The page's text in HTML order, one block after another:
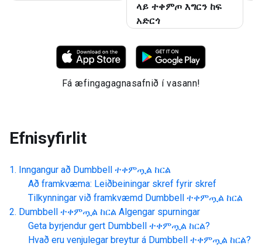
ላይ ተቀምጦ እግርን ከፍ
አድርጎ
Fá æfingagagnasafnið í vasann!
Efnisyfirlit
Inngangur að Dumbbell ተቀምጧል ከርል
Að framkvæma: Leiðbeiningar skref fyrir skref
Tilkynningar við framkvæmd Dumbbell ተቀምጧል ከርል
Dumbbell ተቀምጧል ከርል Algengar spurningar
Geta byrjendur gert Dumbbell ተቀምጧል ከርል?
Hvað eru venjulegar breytur á Dumbbell ተቀምጧል ከርል?